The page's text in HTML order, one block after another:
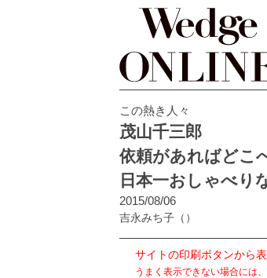
この熱き人々
茂山千三郎
依頼があればどこ
日本一おしゃべり
2015/08/06
吉永みち子 （）
サイトの印刷ボタンから
うまく表示できない場合には